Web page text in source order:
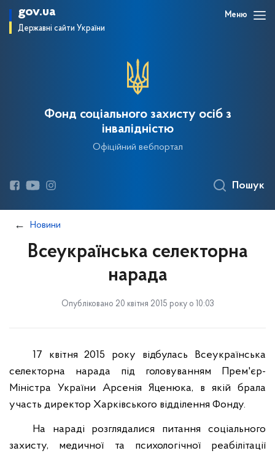
gov.ua
Державні сайти України
Меню
Фонд соціального захисту осіб з
інвалідністю
Офіційний вебпортал
Пошук
Новини
Всеукраїнська селекторна
нарада
Опубліковано 20 квітня 2015 року о 10:03
17 квітня 2015 року відбулась Всеукраїнська
селекторна нарада під головуванням Прем'єр-
Міністра України Арсенія Яценюка, в якій брала
участь директор Харківського відділення Фонду.
На нараді розглядалися питання соціального
захисту, медичної та психологічної реабілітації